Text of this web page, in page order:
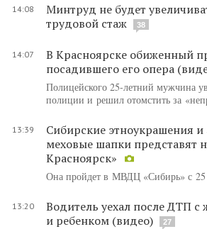
14:08
Минтруд не будет
трудовой стаж
38
14:07
В Красноярске обиженный
посадившего его опера
Полицейского 25-летний мужчина
полиции и решил отомстить за
13:39
Сибирские этноукрашения и
меховые шапки представят
Красноярск»
Она пройдет в МВДЦ «Сибирь» с 25
13:20
Водитель уехал после ДТП
и ребенком (видео)
27